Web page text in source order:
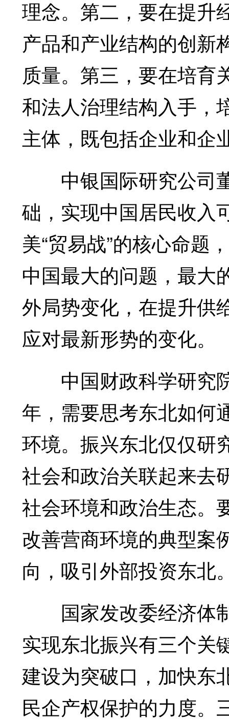
理念。第二，要在提升
产品和产业结构的创新
质量。第三，要在培育
和法人治理结构入手，
主体，既包括企业和企
中银国际研究公司
础，实现中国居民收入
美“贸易战”的核心命题
中国最大的问题，最大
外局势变化，在提升供
应对最新形势的变化。
中国财政科学研究
年，需要思考东北如何
环境。振兴东北仅仅研
社会和政治关联起来去
社会环境和政治生态。
改善营商环境的典型案
向，吸引外部投资东北
国家发改委经济体
实现东北振兴有三个关
建设为突破口，加快东
民企产权保护的力度。